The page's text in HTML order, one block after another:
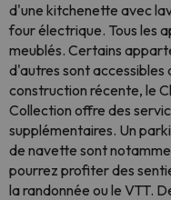
d'une kitchenette avec
four électrique. Tous les
meublés. Certains
d'autres sont accessibles
construction récente, le
Collection offre des
supplémentaires. Un
de navette sont
pourrez profiter des
la randonnée ou le VTT.